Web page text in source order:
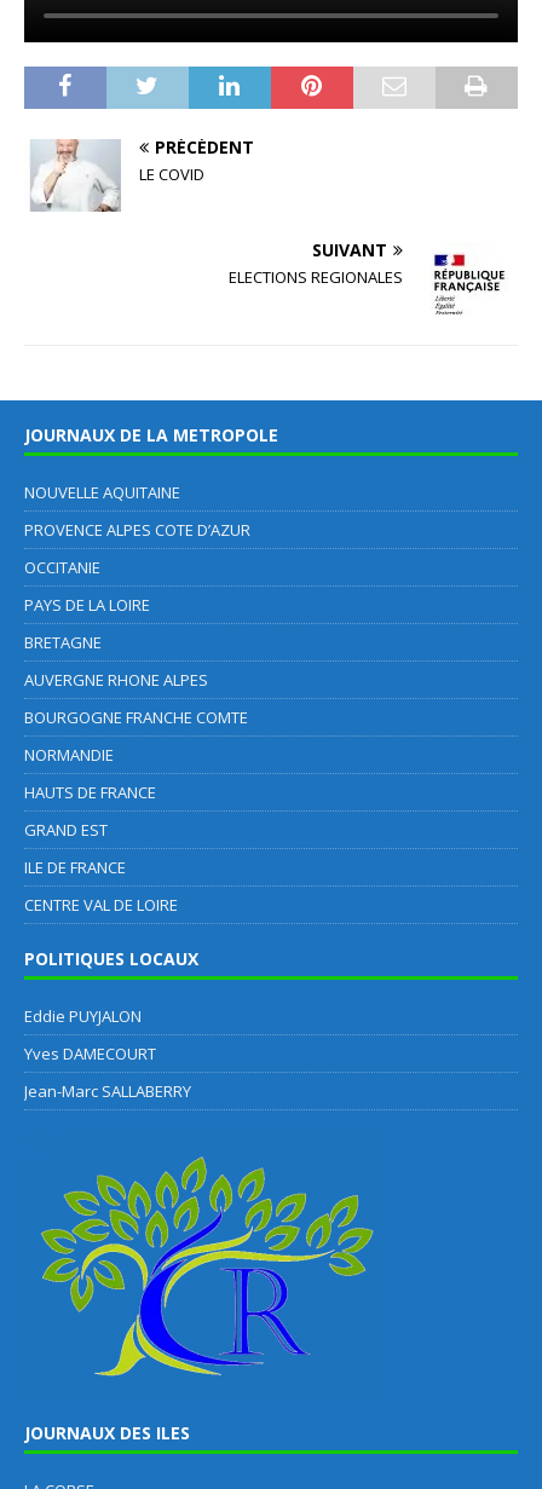
PRÉCÉDENT
LE COVID
SUIVANT
ELECTIONS REGIONALES
JOURNAUX DE LA METROPOLE
NOUVELLE AQUITAINE
PROVENCE ALPES COTE D’AZUR
OCCITANIE
PAYS DE LA LOIRE
BRETAGNE
AUVERGNE RHONE ALPES
BOURGOGNE FRANCHE COMTE
NORMANDIE
HAUTS DE FRANCE
GRAND EST
ILE DE FRANCE
CENTRE VAL DE LOIRE
POLITIQUES LOCAUX
Eddie PUYJALON
Yves DAMECOURT
Jean-Marc SALLABERRY
JOURNAUX DES ILES